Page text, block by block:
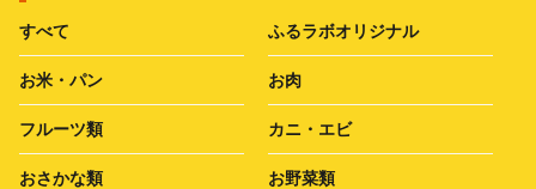
すべて ふるラボオリジナル
お米・パン お肉
フルーツ類 カニ・エビ
おさかな類 お野菜類